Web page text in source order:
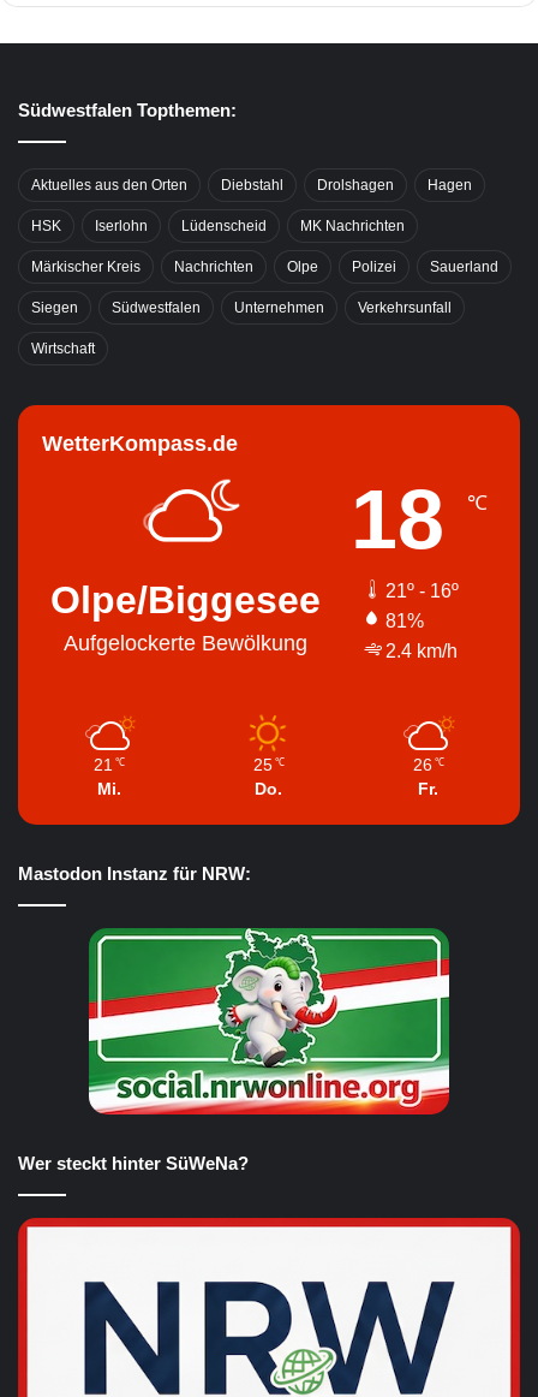
Südwestfalen Topthemen:
Aktuelles aus den Orten Diebstahl Drolshagen Hagen
HSK Iserlohn Lüdenscheid MK Nachrichten
Märkischer Kreis Nachrichten Olpe Polizei Sauerland
Siegen Südwestfalen Unternehmen Verkehrsunfall
Wirtschaft
WetterKompass.de
Olpe/Biggesee
Aufgelockerte Bewölkung
18 ℃
21º - 16º
81%
2.4 km/h
21 ℃
Mi.
25 ℃
Do.
26 ℃
Fr.
Mastodon Instanz für NRW:
Wer steckt hinter SüWeNa?